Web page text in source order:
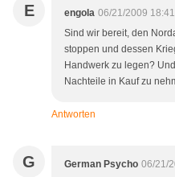
E engola 06/21/2009 18:41
Sind wir bereit, den
stoppen und dessen
Handwerk zu legen?
Nachteile in Kauf zu
Antworten
G German Psycho 06/21/